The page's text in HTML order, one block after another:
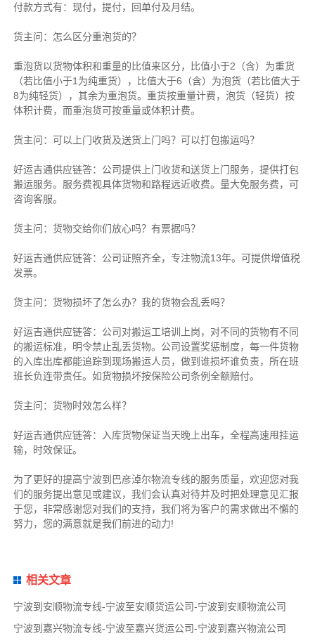
付款方式有：现付，提付，回单付及月结。
货主问：怎么区分重泡货的？
重泡货以货物体积和重量的比值来区分，比值小于2（含）为重货
（若比值小于1为纯重货），比值大于6（含）为泡货（若比值大于
8为纯轻货），其余为重泡货。重货按重量计费，泡货（轻货）按
体积计费，而重泡货可按重量或体积计费。
货主问：可以上门收货及送货上门吗？可以打包搬运吗？
好运吉通供应链答：公司提供上门收货和送货上门服务，提供打包
搬运服务。服务费视具体货物和路程远近收费。量大免服务费，可
咨询客服。
货主问：货物交给你们放心吗？有票据吗？
好运吉通供应链答：公司证照齐全，专注物流13年。可提供增值税
发票。
货主问：货物损坏了怎么办？我的货物会乱丢吗？
好运吉通供应链答：公司对搬运工培训上岗，对不同的货物有不同
的搬运标准，明令禁止乱丢货物。公司设置奖惩制度，每一件货物
的入库出库都能追踪到现场搬运人员，做到谁损坏谁负责，所在班
班长负连带责任。如货物损坏按保险公司条例全额赔付。
货主问：货物时效怎么样？
好运吉通供应链答：入库货物保证当天晚上出车，全程高速甩挂运
输，时效保证。
为了更好的提高宁波到巴彦淖尔物流专线的服务质量，欢迎您对我
们的服务提出意见或建议，我们会认真对待并及时把处理意见汇报
于您，非常感谢您对我们的支持，我们将为客户的需求做出不懈的
努力，您的满意就是我们前进的动力!
相关文章
宁波到安顺物流专线-宁波至安顺货运公司-宁波到安顺物流公司
宁波到嘉兴物流专线-宁波至嘉兴货运公司-宁波到嘉兴物流公司